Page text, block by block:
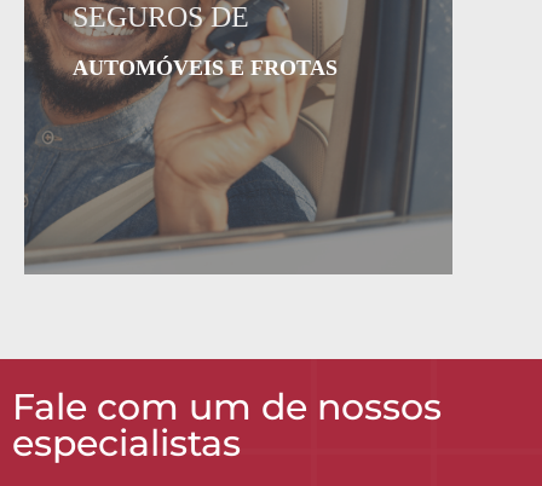
SEGUROS DE
AUTOMÓVEIS E FROTAS
Fale com um de nossos
especialistas